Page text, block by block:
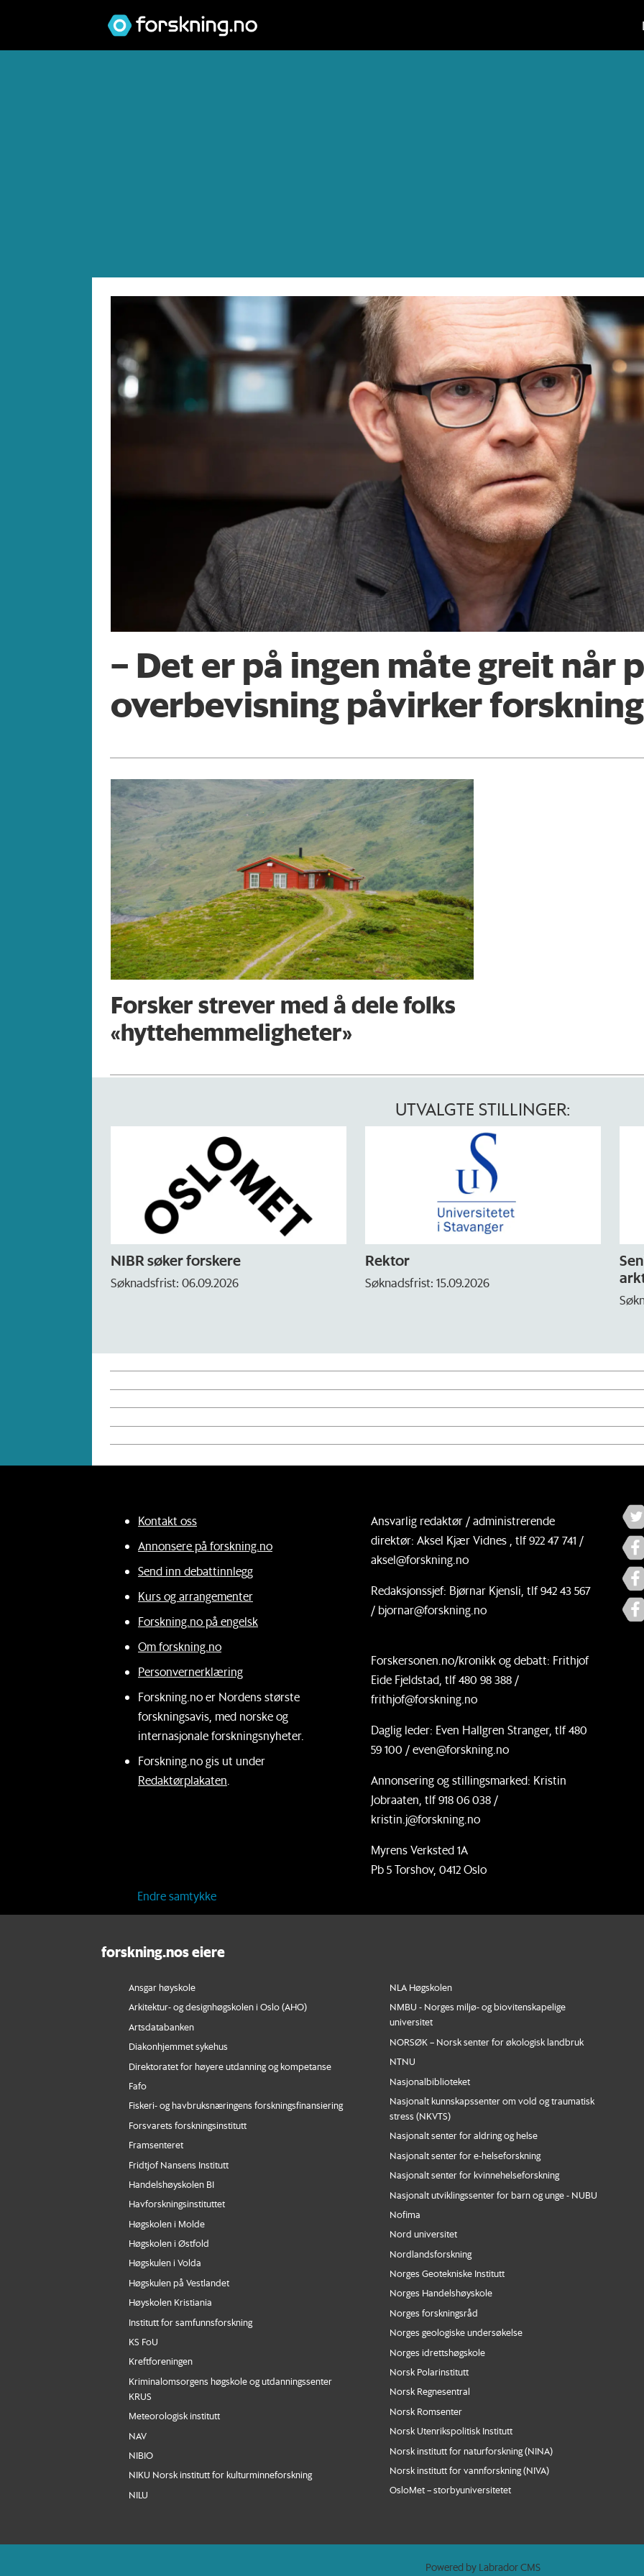
– Det er på ingen måte greit når
overbevisning påvirker
Forsker strever med å dele folks
«hytte­hemmeligheter»
UTVALGTE STILLINGER:
NIBR søker forskere
Søknadsfrist: 06.09.2026
Rektor
Søknadsfrist: 15.09.2026
Kontakt oss
Annonsere på forskning.no
Send inn debattinnlegg
Kurs og arrangementer
Forskning.no på engelsk
Om forskning.no
Personvernerklæring
Forskning.no er Nordens største
forskningsavis, med norske og
internasjonale forskningsnyheter.
Forskning.no gis ut under
Redaktørplakaten.
Ansvarlig redaktør / administrerende
direktør: Aksel Kjær Vidnes , tlf 922 47 741 /
aksel@forskning.no
Redaksjonssjef: Bjørnar Kjensli, tlf 942 43 567
/ bjornar@forskning.no
Forskersonen.no/kronikk og debatt: Frithjof
Eide Fjeldstad, tlf 480 98 388 /
frithjof@forskning.no
Daglig leder: Even Hallgren Stranger, tlf 480
59 100 / even@forskning.no
Annonsering og stillingsmarked: Kristin
Jobraaten, tlf 918 06 038 /
kristin.j@forskning.no
Myrens Verksted 1A
Pb 5 Torshov, 0412 Oslo
Endre samtykke
forskning.nos eiere
Ansgar høyskole
Arkitektur- og designhøgskolen i Oslo (AHO)
Artsdatabanken
Diakonhjemmet sykehus
Direktoratet for høyere utdanning og kompetanse
Fafo
Fiskeri- og havbruksnæringens forskningsfinansiering
Forsvarets forskningsinstitutt
Framsenteret
Fridtjof Nansens Institutt
Handelshøyskolen BI
Havforskningsinstituttet
Høgskolen i Molde
Høgskolen i Østfold
Høgskulen i Volda
Høgskulen på Vestlandet
Høyskolen Kristiania
Institutt for samfunnsforskning
KS FoU
Kreftforeningen
Kriminalomsorgens høgskole og utdanningssenter
KRUS
Meteorologisk institutt
NAV
NIBIO
NIKU Norsk institutt for kulturminneforskning
NILU
NLA Høgskolen
NMBU - Norges miljø- og biovitenskapelige
universitet
NORSØK – Norsk senter for økologisk landbruk
NTNU
Nasjonalbiblioteket
Nasjonalt kunnskapssenter om vold og traumatisk
stress (NKVTS)
Nasjonalt senter for aldring og helse
Nasjonalt senter for e-helseforskning
Nasjonalt senter for kvinnehelseforskning
Nasjonalt utviklingssenter for barn og unge - NUBU
Nofima
Nord universitet
Nordlandsforskning
Norges Geotekniske Institutt
Norges Handelshøyskole
Norges forskningsråd
Norges geologiske undersøkelse
Norges idrettshøgskole
Norsk Polarinstitutt
Norsk Regnesentral
Norsk Romsenter
Norsk Utenrikspolitisk Institutt
Norsk institutt for naturforskning (NINA)
Norsk institutt for vannforskning (NIVA)
OsloMet – storbyuniversitetet
Powered by Labrador CMS